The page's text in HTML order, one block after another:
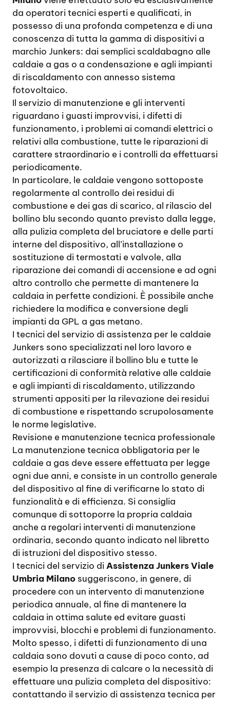
da operatori tecnici esperti e qualificati, in
possesso di una profonda competenza e di una
conoscenza di tutta la gamma di dispositivi a
marchio Junkers: dai semplici scaldabagno alle
caldaie a gas o a condensazione e agli impianti
di riscaldamento con annesso sistema
fotovoltaico.
Il servizio di manutenzione e gli interventi
riguardano i guasti improvvisi, i difetti di
funzionamento, i problemi ai comandi elettrici o
relativi alla combustione, tutte le riparazioni di
carattere straordinario e i controlli da effettuarsi
periodicamente.
In particolare, le caldaie vengono sottoposte
regolarmente al controllo dei residui di
combustione e dei gas di scarico, al rilascio del
bollino blu secondo quanto previsto dalla legge,
alla pulizia completa del bruciatore e delle parti
interne del dispositivo, all’installazione o
sostituzione di termostati e valvole, alla
riparazione dei comandi di accensione e ad ogni
altro controllo che permette di mantenere la
caldaia in perfette condizioni. È possibile anche
richiedere la modifica e conversione degli
impianti da GPL a gas metano.
I tecnici del servizio di assistenza per le caldaie
Junkers sono specializzati nel loro lavoro e
autorizzati a rilasciare il bollino blu e tutte le
certificazioni di conformità relative alle caldaie
e agli impianti di riscaldamento, utilizzando
strumenti appositi per la rilevazione dei residui
di combustione e rispettando scrupolosamente
le norme legislative.
Revisione e manutenzione tecnica professionale
La manutenzione tecnica obbligatoria per le
caldaie a gas deve essere effettuata per legge
ogni due anni, e consiste in un controllo generale
del dispositivo al fine di verificarne lo stato di
funzionalità e di efficienza. Si consiglia
comunque di sottoporre la propria caldaia
anche a regolari interventi di manutenzione
ordinaria, secondo quanto indicato nel libretto
di istruzioni del dispositivo stesso.
I tecnici del servizio diAssistenza Junkers Viale
Umbria Milano suggeriscono, in genere, di
procedere con un intervento di manutenzione
periodica annuale, al fine di mantenere la
caldaia in ottima salute ed evitare guasti
improvvisi, blocchi e problemi di funzionamento.
Molto spesso, i difetti di funzionamento di una
caldaia sono dovuti a cause di poco conto, ad
esempio la presenza di calcare o la necessità di
effettuare una pulizia completa del dispositivo:
contattando il servizio di assistenza tecnica per